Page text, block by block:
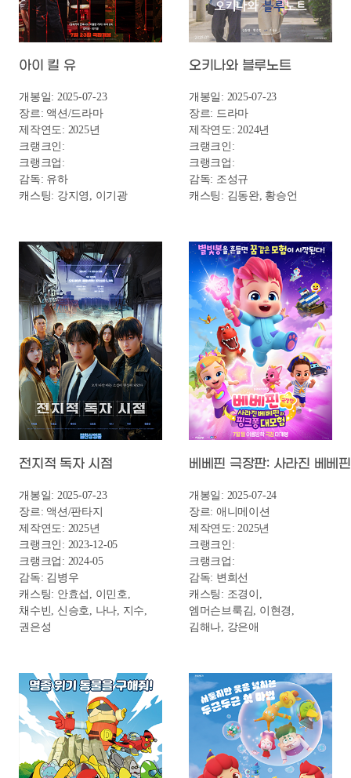
극장판 다이노맨: 공룡산의 비밀
개봉일: 2025-07-25
크랭크인:
크랭크업:
감독: 김호락
캐스팅:
꼬마마법사 주니토니
개봉일: 2025-07-26
크랭크인:
크랭크업:
감독: 서동해
캐스팅: 김연우, 김은아,
정재헌, 엄상현, 한만중, 장미,
이소영, 홍소영, 이민규, 김단
고고다이노 극장판: 게코도마뱀의 꿈
개봉일: 2025-07-30
장르: 애니메이션
제작연도: 2025년
크랭크인:
크랭크업:
감독: 이원재
우리 둘 사이에
개봉일: 2025-07-30
장르: 드라마
제작연도: 2024년
크랭크인:
크랭크업:
감독: 성지혜